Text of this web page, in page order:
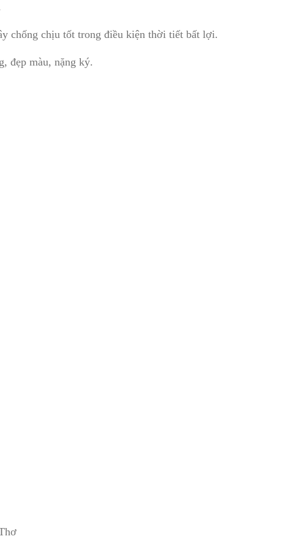
chống chịu tốt trong điều kiện thời tiết bất lợi.
đẹp màu, nặng ký.